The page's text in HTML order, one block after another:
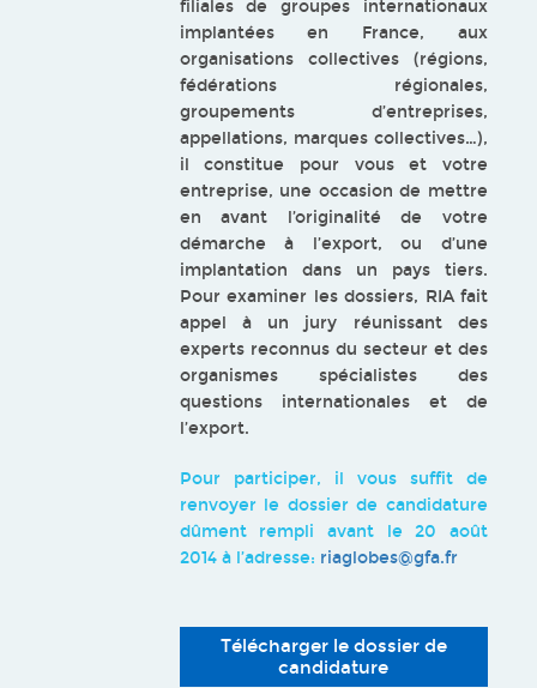
filiales de groupes internationaux
implantées en France, aux
organisations collectives (régions,
fédérations régionales,
groupements d’entreprises,
appellations, marques collectives…),
il constitue pour vous et votre
entreprise, une occasion de mettre
en avant l’originalité de votre
démarche à l’export, ou d’une
implantation dans un pays tiers.
Pour examiner les dossiers, RIA fait
appel à un jury réunissant des
experts reconnus du secteur et des
organismes spécialistes des
questions internationales et de
l’export.
Pour participer, il vous suffit de
renvoyer le dossier de candidature
dûment rempli avant le 20 août
2014 à l’adresse: riaglobes@gfa.fr
Télécharger le dossier de
candidature